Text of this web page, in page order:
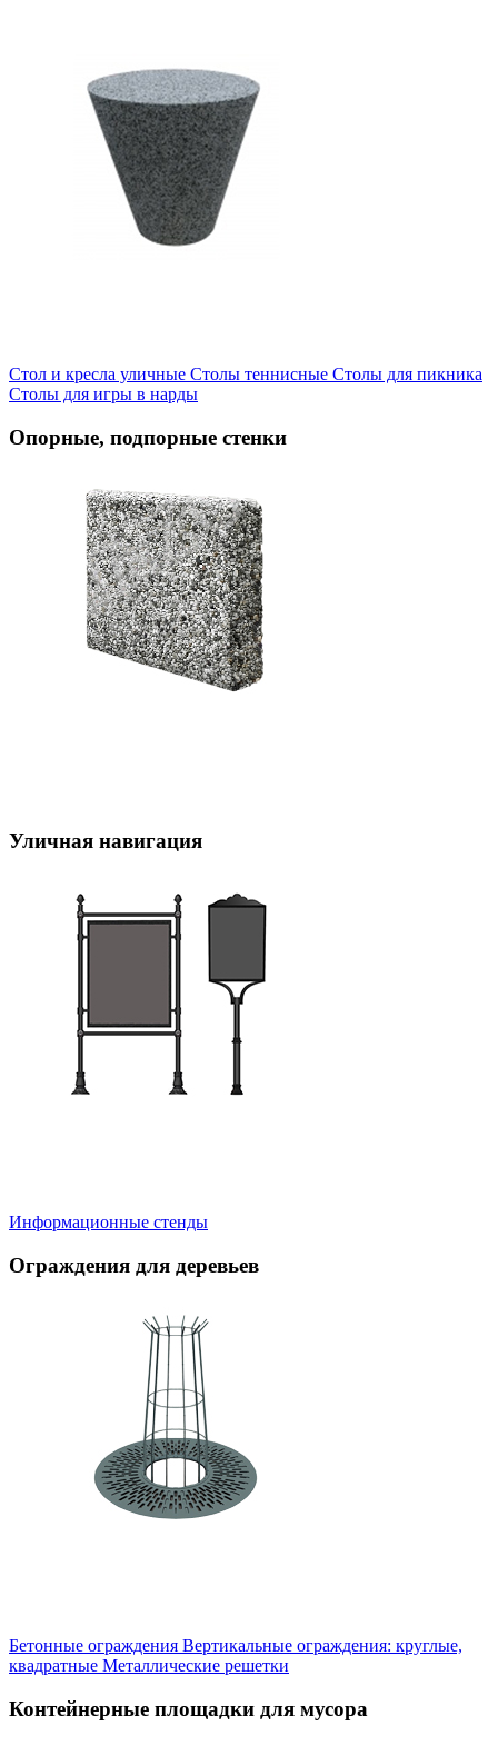
Стол и кресла уличные Cтолы теннисные Столы для пикника
Столы для игры в нарды
Опорные, подпорные стенки
Уличная навигация
Информационные стенды
Ограждения для деревьев
Бетонные ограждения Вертикальные ограждения: круглые,
квадратные Металлические решетки
Контейнерные площадки для мусора